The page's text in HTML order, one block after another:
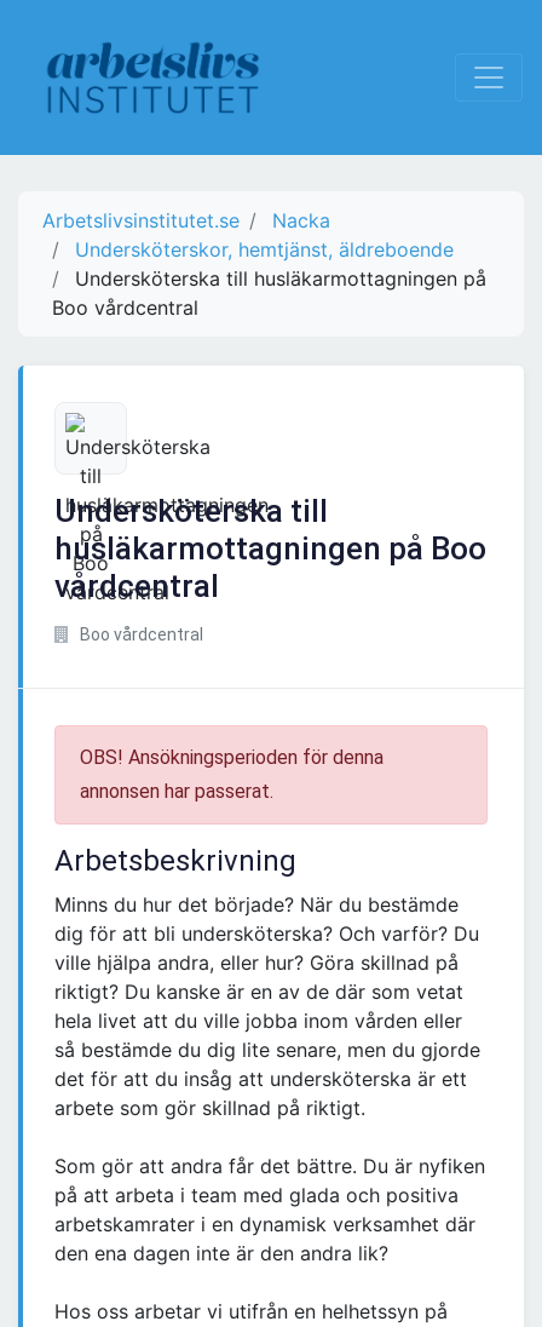
Arbetslivsinstitutet.se
Nacka
Undersköterskor, hemtjänst, äldreboende
Undersköterska till husläkarmottagningen på
Boo vårdcentral
Undersköterska till
husläkarmottagningen på Boo
vårdcentral
Boo vårdcentral
OBS! Ansökningsperioden för denna
annonsen har passerat.
Arbetsbeskrivning
Minns du hur det började? När du bestämde
dig för att bli undersköterska? Och varför? Du
ville hjälpa andra, eller hur? Göra skillnad på
riktigt? Du kanske är en av de där som vetat
hela livet att du ville jobba inom vården eller
så bestämde du dig lite senare, men du gjorde
det för att du insåg att undersköterska är ett
arbete som gör skillnad på riktigt.
Som gör att andra får det bättre. Du är nyfiken
på att arbeta i team med glada och positiva
arbetskamrater i en dynamisk verksamhet där
den ena dagen inte är den andra lik?
Hos oss arbetar vi utifrån en helhetssyn på